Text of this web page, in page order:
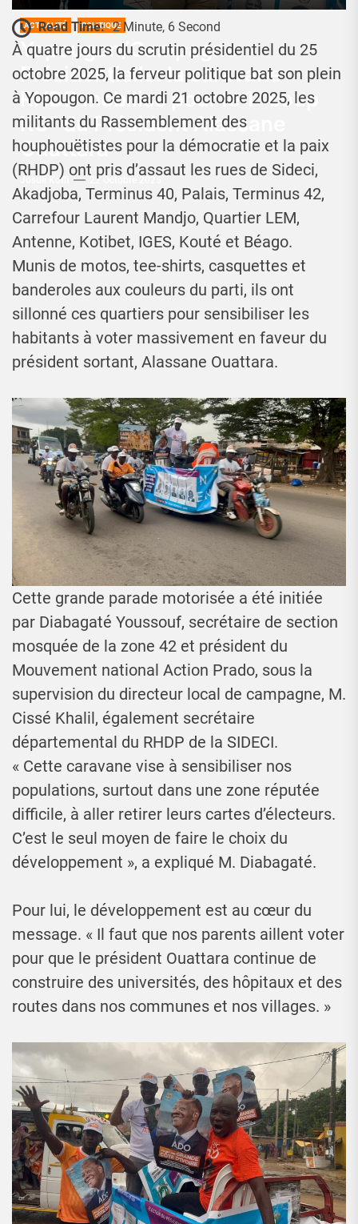
ACTUALITÉ POLITIQUE
Yopougon/Campagne
Présidentielle: la caravane
RHDP mobilise pour le 1 “coup
KO” du Président Alassane
Ouattara
Josué Koffi 22 Octobre 2025
Read Time: 2 Minute, 6 Second
À quatre jours du scrutin présidentiel du 25
octobre 2025, la ferveur politique bat son plein
à Yopougon. Ce mardi 21 octobre 2025, les
militants du Rassemblement des
houphouëtistes pour la démocratie et la paix
(RHDP) ont pris d’assaut les rues de Sideci,
Akadjoba, Terminus 40, Palais, Terminus 42,
Carrefour Laurent Mandjo, Quartier LEM,
Antenne, Kotibet, IGES, Kouté et Béago.
Munis de motos, tee-shirts, casquettes et
banderoles aux couleurs du parti, ils ont
sillonné ces quartiers pour sensibiliser les
habitants à voter massivement en faveur du
président sortant, Alassane Ouattara.
Cette grande parade motorisée a été initiée
par Diabagaté Youssouf, secrétaire de section
mosquée de la zone 42 et président du
Mouvement national Action Prado, sous la
supervision du directeur local de campagne, M.
Cissé Khalil, également secrétaire
départemental du RHDP de la SIDECI.
« Cette caravane vise à sensibiliser nos
populations, surtout dans une zone réputée
difficile, à aller retirer leurs cartes d’électeurs.
C’est le seul moyen de faire le choix du
développement », a expliqué M. Diabagaté.
Pour lui, le développement est au cœur du
message. « Il faut que nos parents aillent voter
pour que le président Ouattara continue de
construire des universités, des hôpitaux et des
routes dans nos communes et nos villages. »